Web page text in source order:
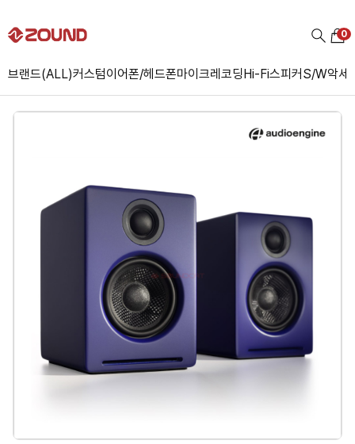
브랜드(ALL)커스텀이어폰/헤드폰마이크레코딩Hi-Fi스피커S/W악세
0